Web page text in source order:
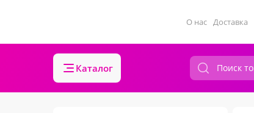
О нас Доставка
Каталог